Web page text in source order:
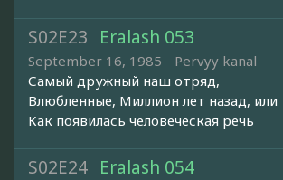
S02E23 Eralash 053
September 16, 1985
Pervyy kanal
Самый дружный наш отряд,
Влюбленные, Миллион лет назад, или
Как появилась человеческая речь
S02E24 Eralash 054